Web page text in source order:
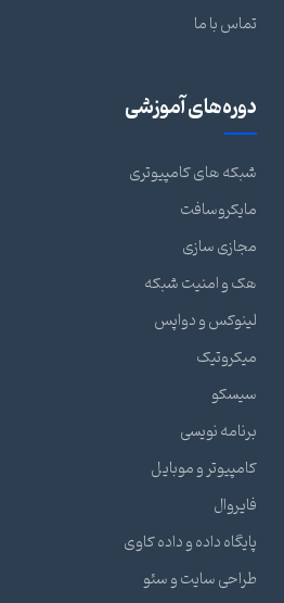
تماس با ما
دوره‌های آموزشی
شبکه های کامپیوتری
مایکروسافت
مجازی سازی
هک و امنیت شبکه
لینوکس و دواپس
میکروتیک
سیسکو
برنامه نویسی
کامپیوتر و موبایل
فایروال
پایگاه داده و داده کاوی
طراحی سایت و سئو